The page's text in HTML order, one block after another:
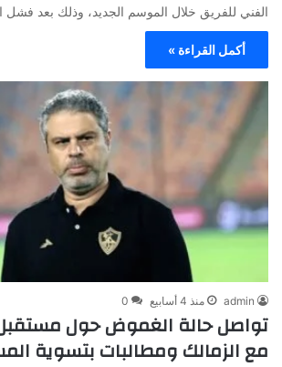
الفني للفريق خلال الموسم الجديد، وذلك بعد
أكمل القراءة »
admin منذ 4 أسابيع 0
تواصل حالة الغموض حول
مع الزمالك ومطالبات بتسوية